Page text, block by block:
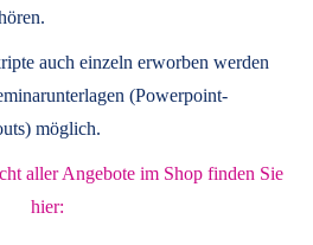
auch einzeln erworben werden
(Powerpoint-
möglich.
aller Angebote im Shop finden Sie
hier: